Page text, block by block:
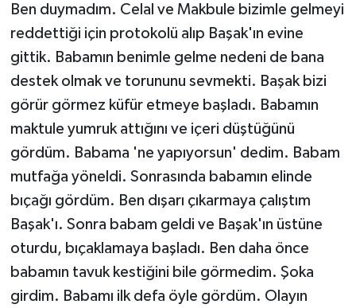
Ben duymadım. Celal ve Makbule bizimle gelmeyi
reddettiği için protokolü alıp Başak'ın evine
gittik. Babamın benimle gelme nedeni de bana
destek olmak ve torununu sevmekti. Başak bizi
görür görmez küfür etmeye başladı. Babamın
maktule yumruk attığını ve içeri düştüğünü
gördüm. Babama 'ne yapıyorsun' dedim. Babam
mutfağa yöneldi. Sonrasında babamın elinde
bıçağı gördüm. Ben dışarı çıkarmaya çalıştım
Başak'ı. Sonra babam geldi ve Başak'ın üstüne
oturdu, bıçaklamaya başladı. Ben daha önce
babamın tavuk kestiğini bile görmedim. Şoka
girdim. Babamı ilk defa öyle gördüm. Olayın